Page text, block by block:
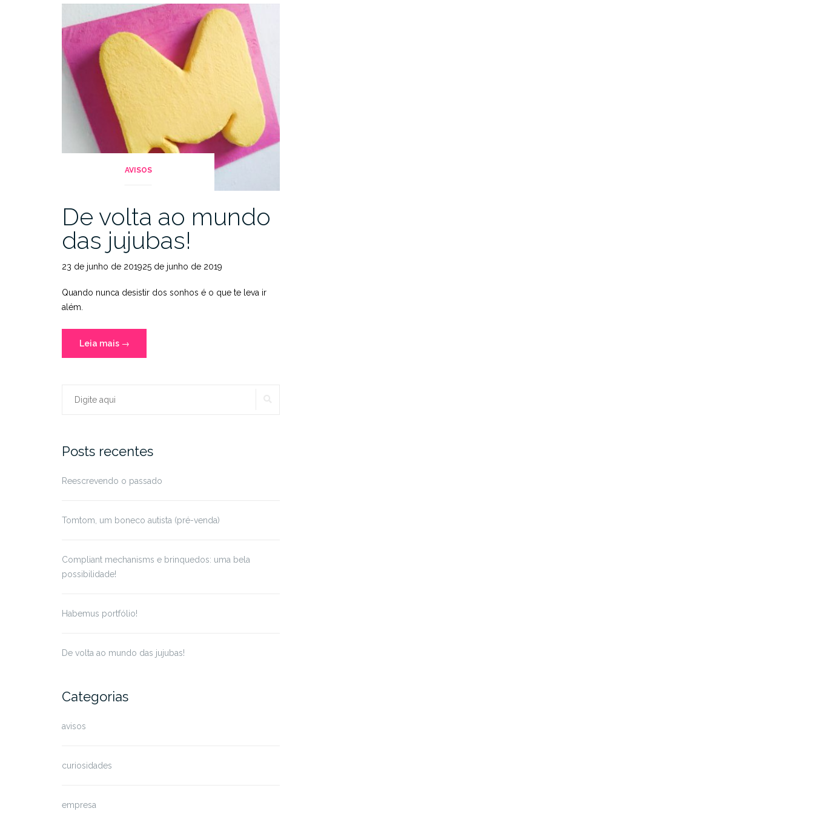
AVISOS
De volta ao mundo
das jujubas!
23 de junho de 201925 de junho de 2019
Quando nunca desistir dos sonhos é o que te leva ir
além.
Leia mais “De
volta
→
Procurar:
Posts recentes
Reescrevendo o passado
Tomtom, um boneco autista (pré-venda)
Compliant mechanisms e brinquedos: uma bela
possibilidade!
Habemus portfólio!
De volta ao mundo das jujubas!
Categorias
avisos
curiosidades
empresa